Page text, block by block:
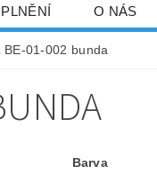
O NÁS
BE-01-002 bunda
Barva